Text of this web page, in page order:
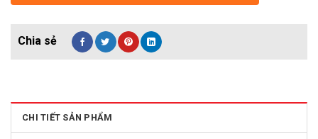
CHI TIẾT SẢN PHẨM